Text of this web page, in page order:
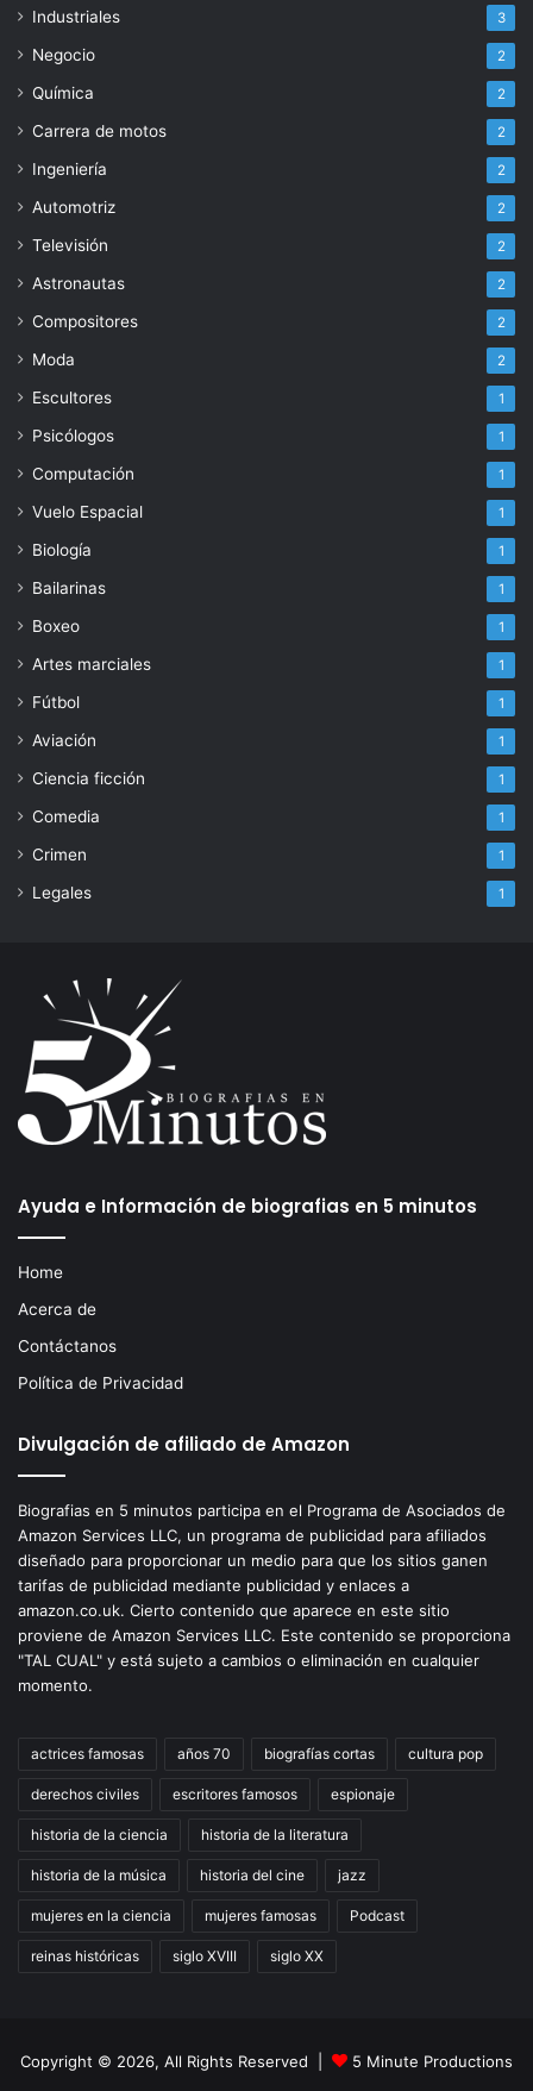
Industriales 3
Negocio 2
Química 2
Carrera de motos 2
Ingeniería 2
Automotriz 2
Televisión 2
Astronautas 2
Compositores 2
Moda 2
Escultores 1
Psicólogos 1
Computación 1
Vuelo Espacial 1
Biología 1
Bailarinas 1
Boxeo 1
Artes marciales 1
Fútbol 1
Aviación 1
Ciencia ficción 1
Comedia 1
Crimen 1
Legales 1
Ayuda e Información de biografias en 5 minutos
Home
Acerca de
Contáctanos
Política de Privacidad
Divulgación de afiliado de Amazon
Biografias en 5 minutos participa en el Programa de Asociados de
Amazon Services LLC, un programa de publicidad para afiliados
diseñado para proporcionar un medio para que los sitios ganen
tarifas de publicidad mediante publicidad y enlaces a
amazon.co.uk. Cierto contenido que aparece en este sitio
proviene de Amazon Services LLC. Este contenido se proporciona
"TAL CUAL" y está sujeto a cambios o eliminación en cualquier
momento.
actrices famosas años 70 biografías cortas cultura pop
derechos civiles escritores famosos espionaje
historia de la ciencia historia de la literatura
historia de la música historia del cine jazz
mujeres en la ciencia mujeres famosas Podcast
reinas históricas siglo XVIII siglo XX
Copyright © 2026, All Rights Reserved |
5 Minute Productions